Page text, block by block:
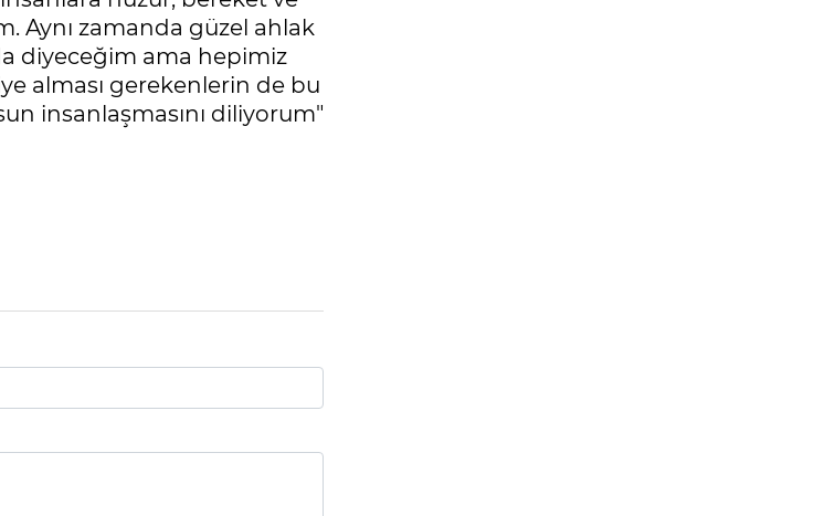
Aynı zamanda güzel ahlak
diyeceğim ama hepimiz
alması gerekenlerin de bu
insanlaşmasını diliyorum"